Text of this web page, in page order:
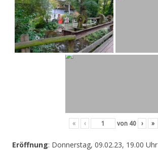
« ‹ von 40 › »
Eröffnung: Donnerstag, 09.02.23, 19.00 Uhr